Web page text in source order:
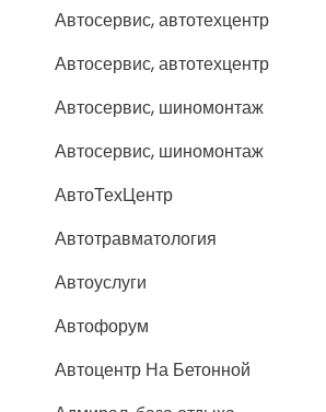
Автосервис, автотехцентр
Автосервис, автотехцентр
Автосервис, шиномонтаж
Автосервис, шиномонтаж
АвтоТехЦентр
Автотравматология
Автоуслуги
Автофорум
Автоцентр На Бетонной